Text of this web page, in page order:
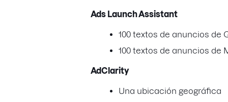
Ads Launch Assistant
100 textos de anuncios de
100 textos de anuncios de
AdClarity
Una ubicación geográfica